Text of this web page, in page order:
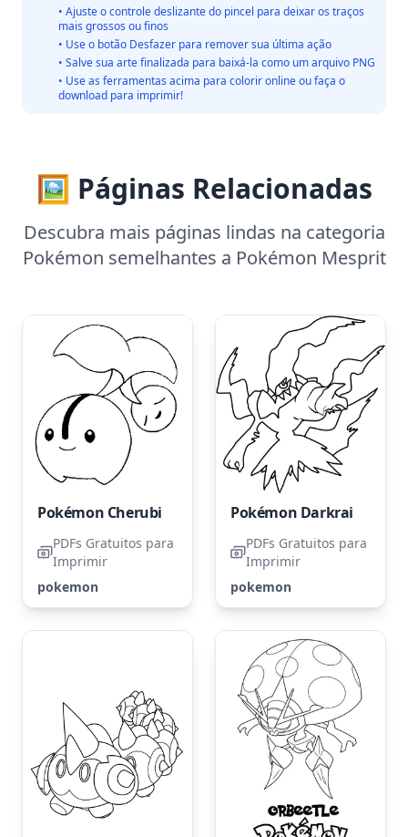
• Ajuste o controle deslizante do pincel para deixar os traços
mais grossos ou finos
• Use o botão Desfazer para remover sua última ação
• Salve sua arte finalizada para baixá-la como um arquivo PNG
• Use as ferramentas acima para colorir online ou faça o
download para imprimir!
🖼️ Páginas Relacionadas
Descubra mais páginas lindas na categoria
Pokémon semelhantes a Pokémon Mesprit
Pokémon Cherubi
PDFs Gratuitos para
Imprimir
pokemon
Pokémon Darkrai
PDFs Gratuitos para
Imprimir
pokemon